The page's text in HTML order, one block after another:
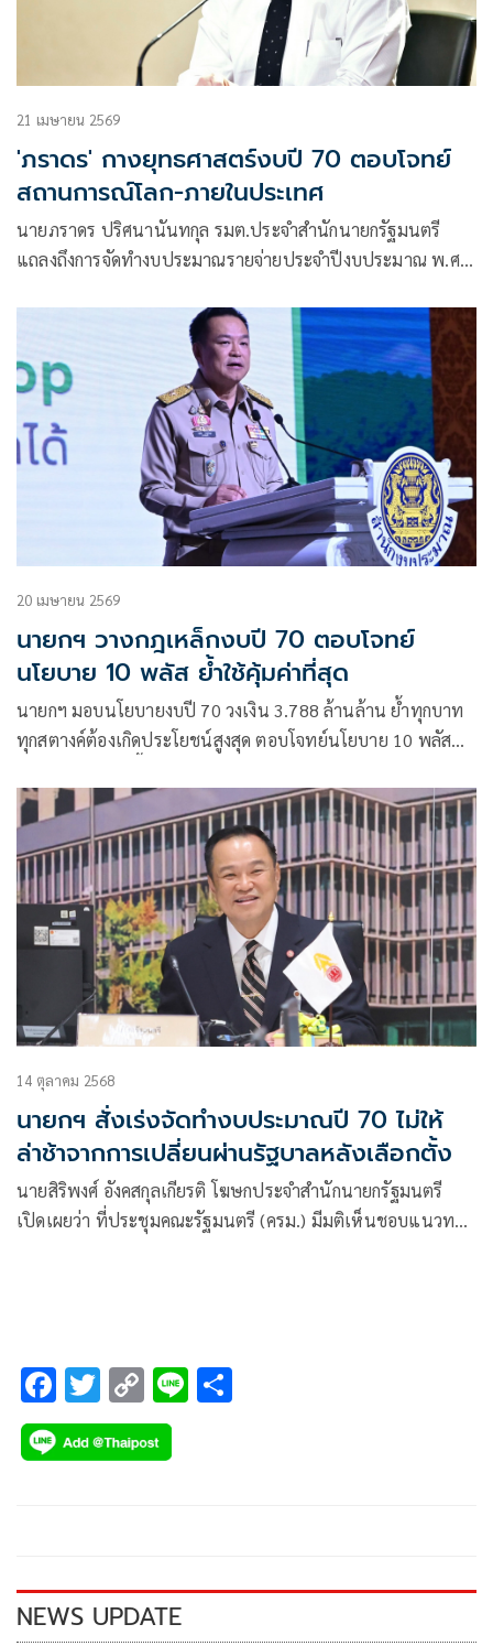
21 เมษายน 2569
'ภราดร' กางยุทธศาสตร์งบปี 70 ตอบโจทย์
สถานการณ์โลก-ภายในประเทศ
นายภราดร ปริศนานันทกุล รมต.ประจำสำนักนายกรัฐมนตรี
แถลงถึงการจัดทำงบประมาณรายจ่ายประจำปีงบประมาณ พ.ศ.
2570 ยึดหลักความคุ้มค่า และงบประมาณฐานศูนย์ (Zero-based
Budgeting) โดยให้ความสำคัญกับโครงการที่หน่วยรับงบ
ประมาณจะเสนอต้องเป็นงบประมาณที่ตอบโจทย์ 3 เรื่อง คือ
ตอบโจทย์สถานการณ์ของโลก ตอบโจทย์กับสถานการณ์ของ
ประเทศไทย และที่สำคัญจะต้องตอบโจทย์ในการเยียวยาช่วย
เหลือพี่น้องประชาชนที่ได้รับผลกระทบจากกรณีสงครามใน
ภูมิภาคตะวันออกกลาง
20 เมษายน 2569
นายกฯ วางกฎเหล็กงบปี 70 ตอบโจทย์
นโยบาย 10 พลัส ย้ำใช้คุ้มค่าที่สุด
นายกฯ มอบนโยบายงบปี 70 วงเงิน 3.788 ล้านล้าน ย้ำทุกบาท
ทุกสตางค์ต้องเกิดประโยชน์สูงสุด ตอบโจทย์นโยบาย 10 พลัส
ประการ
14 ตุลาคม 2568
นายกฯ สั่งเร่งจัดทำงบประมาณปี 70 ไม่ให้
ล่าช้าจากการเปลี่ยนผ่านรัฐบาลหลังเลือกตั้ง
นายสิริพงศ์ อังคสกุลเกียรติ โฆษกประจำสำนักนายกรัฐมนตรี
เปิดเผยว่า ที่ประชุมคณะรัฐมนตรี (ครม.) มีมติเห็นชอบแนวทาง
F
ac
e
k
T
wi
tt
C
o
p
k
Li
NEWS UPDATE